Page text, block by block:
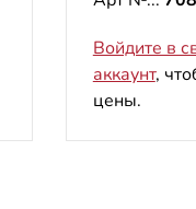
Войдите в
аккаунт,
цены.